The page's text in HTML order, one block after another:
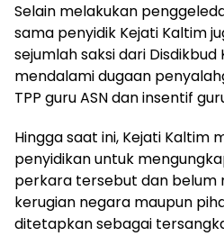
Selain melakukan
sama penyidik Kejati Kaltim
sejumlah saksi dari Disdikbud
mendalami dugaan
TPP guru ASN dan insentif
Hingga saat ini, Kejati Kaltim
penyidikan untuk
perkara tersebut dan belum
kerugian negara maupun
ditetapkan sebagai